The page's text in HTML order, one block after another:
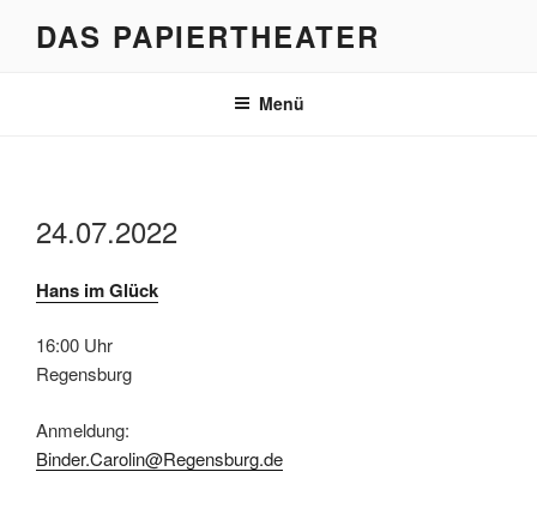
DAS PAPIERTHEATER
Menü
24.07.2022
Hans im Glück
16:00 Uhr
Regensburg
Anmeldung:
Binder.Carolin@Regensburg.de